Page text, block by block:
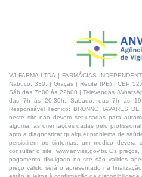
VJ FARMA LTDA | FARMÁCIAS
Nabuco, 330, | Graças | Recife (PE) | CEP
Sáb das 7h00 às 22h00 | Televendas
das 7h às 20:30h, Sábado, das 7h às
Responsável Técnico: BRUNNO TAVARES
neste site não devem ser usadas para
alguma, as orientações dadas pelo
apto a diagnosticar qualquer problema de
persistirem os sintomas, um médico deverá
consultar o site: www.anvisa.gov.br. Os
pagamento divulgado no site são válidos
preço válido será o apresentado na